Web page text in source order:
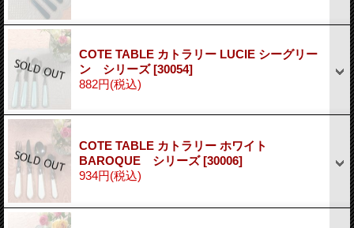
COTE TABLE カトラリー LUCIE シーグリー
ン シリーズ[30054]
882円(税込)
COTE TABLE カトラリー ホワイト
BAROQUE シリーズ[30006]
934円(税込)